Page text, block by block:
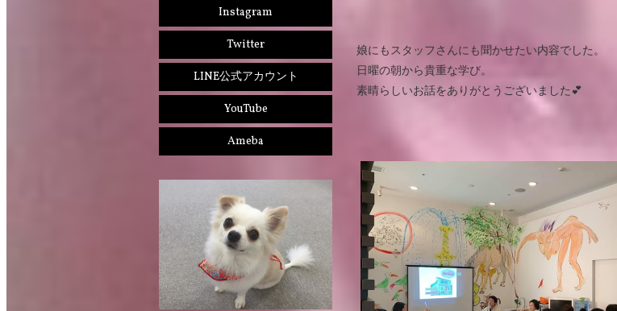
娘にもスタッフさんにも聞かせたい内容でした。
日曜の朝から貴重な学び。
素晴らしいお話をありがとうございました💕
Instagram
Twitter
LINE公式アカウント
YouTube
Ameba